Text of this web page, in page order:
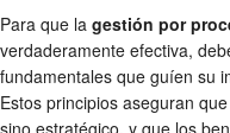
Para que la gestión por
verdaderamente efectiva,
fundamentales que guíen su
Estos principios aseguran
sino estratégico, y que los